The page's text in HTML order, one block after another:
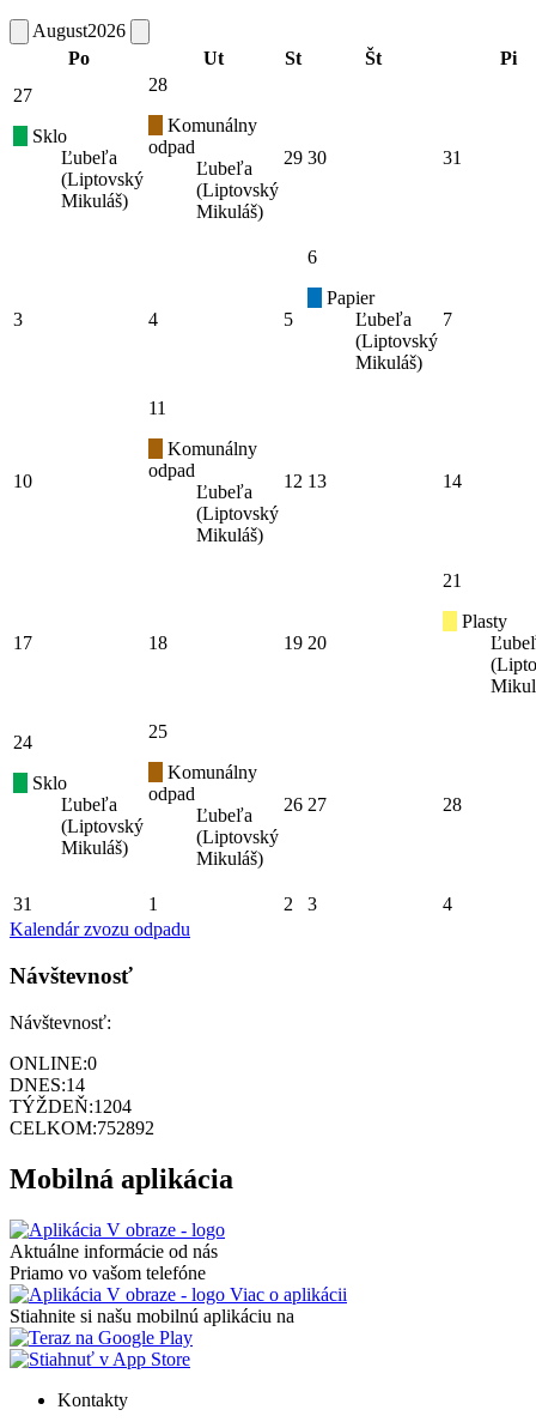
August2026
Po
Ut St Št
Pi
27
Sklo
Ľubeľa
(Liptovský
Mikuláš)
28
Komunálny
odpad
Ľubeľa
(Liptovský
Mikuláš)
29 30 31
3 4 5
6
Papier
Ľubeľa
(Liptovský
Mikuláš)
7
10
11
Komunálny
odpad
Ľubeľa
(Liptovský
Mikuláš)
12 13 14
17 18 19 20
21
Plasty
24
Sklo
Ľubeľa
(Liptovský
Mikuláš)
25
Komunálny
odpad
Ľubeľa
(Liptovský
Mikuláš)
26 27 28
31 1 2 3
4
Kalendár zvozu odpadu
Návštevnosť
Návštevnosť:
ONLINE:0
DNES:14
TÝŽDEŇ:1204
CELKOM:752892
Mobilná aplikácia
Aktuálne informácie od nás
Priamo vo vašom telefóne
Viac o aplikácii
Stiahnite si našu mobilnú aplikáciu na
Kontakty